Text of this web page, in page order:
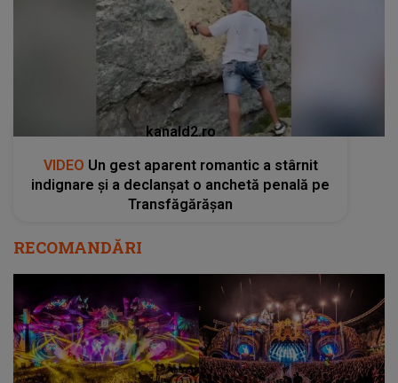
kanald2.ro
VIDEO Un gest aparent romantic a stârnit
indignare și a declanșat o anchetă penală pe
Transfăgărășan
RECOMANDĂRI